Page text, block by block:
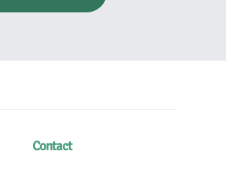
Contact